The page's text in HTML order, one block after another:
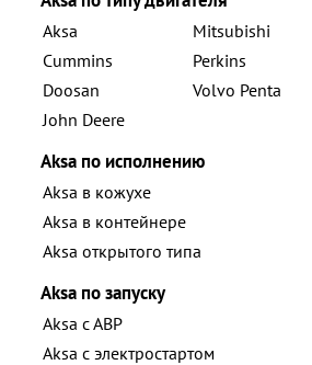
Aksa
Cummins
Doosan
John Deere
Mitsubishi
Perkins
Volvo Penta
Aksa по исполнению
Aksa в кожухе
Aksa в контейнере
Aksa открытого типа
Aksa по запуску
Aksa с АВР
Aksa с электростартом